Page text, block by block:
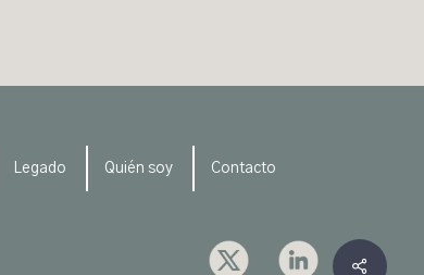
Legado Quién soy Contacto